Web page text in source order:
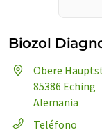
Biozol
Obere
85386 Eching
Alemania
Teléfono